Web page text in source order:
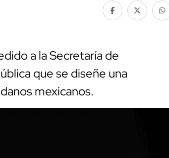
a la Secretaría de
que se diseñe una
mexicanos.